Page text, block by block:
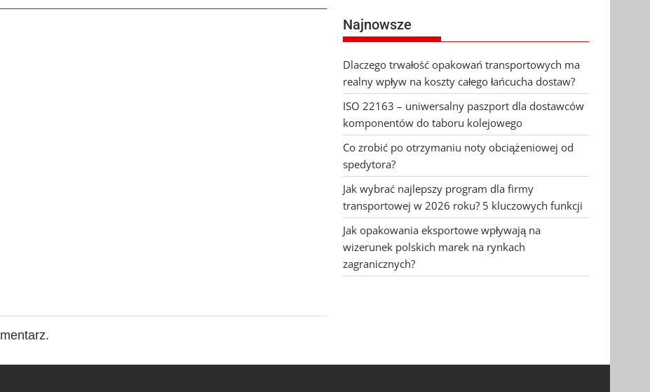
Najnowsze
Dlaczego trwałość opakowań transportowych ma
realny wpływ na koszty całego łańcucha dostaw?
ISO 22163 – uniwersalny paszport dla dostawców
komponentów do taboru kolejowego
Co zrobić po otrzymaniu noty obciążeniowej od
spedytora?
Jak wybrać najlepszy program dla firmy
transportowej w 2026 roku? 5 kluczowych funkcji
Jak opakowania eksportowe wpływają na
wizerunek polskich marek na rynkach
zagranicznych?